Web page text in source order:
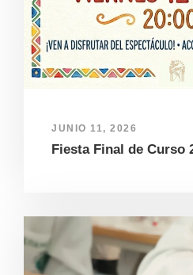
JUNIO 11, 2026
Fiesta Final de Curso